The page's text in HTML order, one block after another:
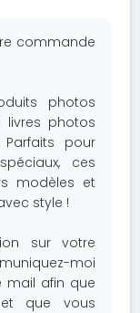
commande
photos
livres photos
pour
ces
modèles et
style !
sur votre
moi
mail afin que
que vous